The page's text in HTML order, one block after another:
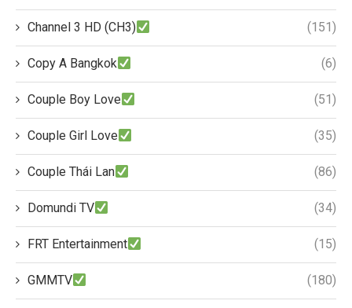
Channel 3 HD (CH3) (151)
Copy A Bangkok (6)
Couple Boy Love (51)
Couple Girl Love (35)
Couple Thái Lan (86)
Domundi TV (34)
FRT Entertainment (15)
GMMTV (180)